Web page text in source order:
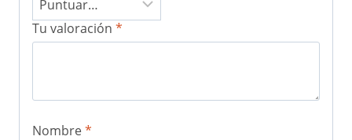
Tu valoración *
Nombre*